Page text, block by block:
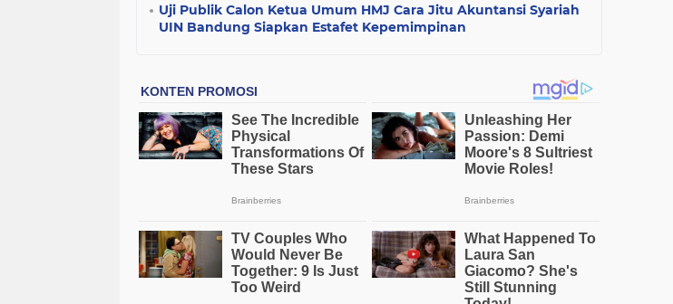
Uji Publik Calon Ketua Umum HMJ Cara Jitu Akuntansi Syariah
UIN Bandung Siapkan Estafet Kepemimpinan